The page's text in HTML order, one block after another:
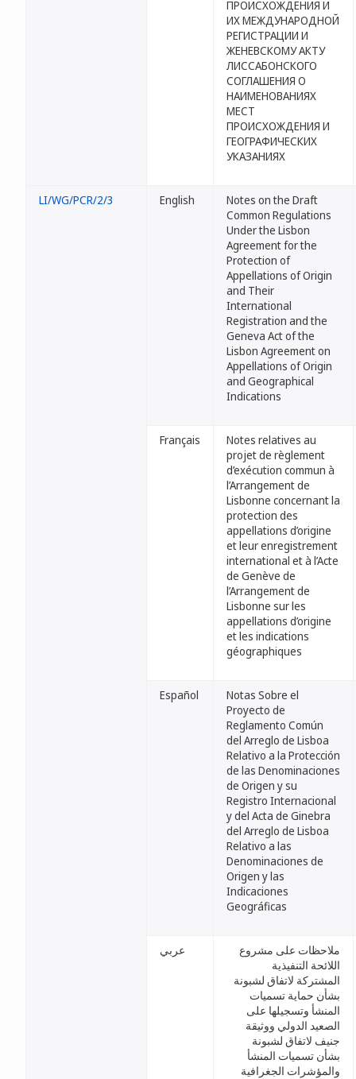
ПРОИСХОЖДЕНИЯ И
ИХ МЕЖДУНАРОДНОЙ
РЕГИСТРАЦИИ И
ЖЕНЕВСКОМУ АКТУ
ЛИССАБОНСКОГО
СОГЛАШЕНИЯ О
НАИМЕНОВАНИЯХ
МЕСТ
ПРОИСХОЖДЕНИЯ И
ГЕОГРАФИЧЕСКИХ
УКАЗАНИЯХ
LI/WG/PCR/2/3 English
Notes on the Draft
Common Regulations
Under the Lisbon
Agreement for the
Protection of
Appellations of Origin
and Their
International
Registration and the
Geneva Act of the
Lisbon Agreement on
Appellations of Origin
and Geographical
Indications
Français
Notes relatives au
projet de règlement
d’exécution commun à
l’Arrangement de
Lisbonne concernant la
protection des
appellations d’origine
et leur enregistrement
international et à l’Acte
de Genève de
l’Arrangement de
Lisbonne sur les
appellations d’origine
et les indications
géographiques
Español
Notas Sobre el
Proyecto de
Reglamento Común
del Arreglo de Lisboa
Relativo a la Protección
de las Denominaciones
de Origen y su
Registro Internacional
y del Acta de Ginebra
del Arreglo de Lisboa
Relativo a las
Denominaciones de
Origen y las
Indicaciones
Geográficas
عربي
ملاحظات على مشروع
اللائحة التنفيذية
المشتركة لاتفاق لشبونة
بشأن حماية تسميات
المنشأ وتسجيلها على
الصعيد الدولي ووثيقة
جنيف لاتفاق لشبونة
بشأن تسميات المنشأ
والمؤشرات الجغرافية